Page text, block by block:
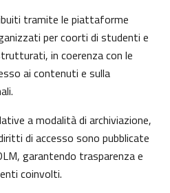
tramite le piattaforme
per coorti di studenti e
in coerenza con le
ai contenuti e sulla
a modalità di archiviazione,
di accesso sono pubblicate
garantendo trasparenza e
coinvolti.